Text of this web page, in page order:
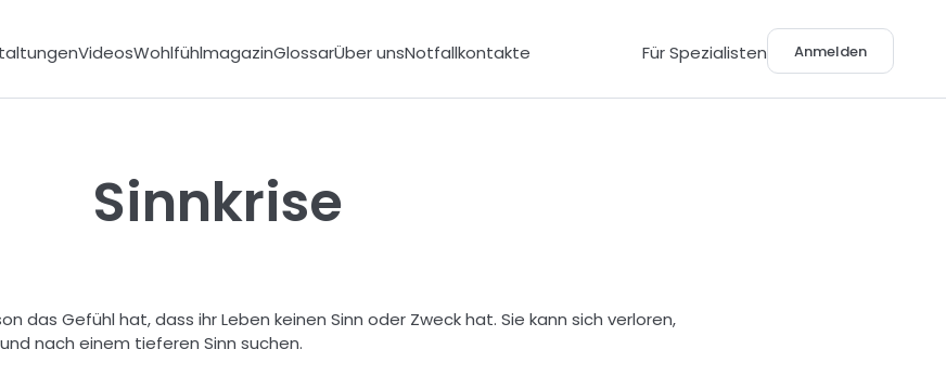
VideosWohlfühlmagazinGlossarÜber unsNotfallkontakte Für Spezialisten Anmelden
Sinnkrise
das Gefühl hat, dass ihr Leben keinen Sinn oder Zweck hat. Sie kann sich verloren,
nach einem tieferen Sinn suchen.